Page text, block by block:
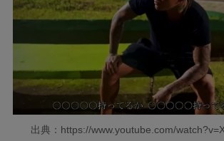
出典：https://www.youtube.com/